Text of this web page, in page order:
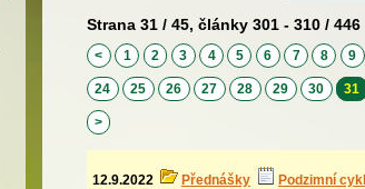
Strana 31 / 45, články 301 - 310 / 446
< 1 2 3 4 5 6 7 8 9
24 25 26 27 28 29 30 31
>
12.9.2022 Přednášky
Podzimní